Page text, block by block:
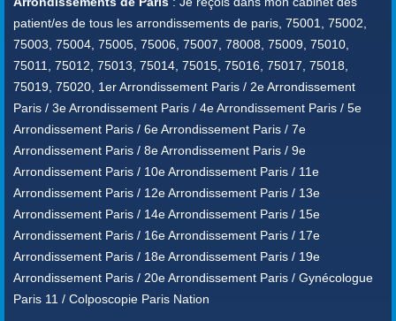
patient/es de tous les arrondissements de paris, 75001, 75002,
75003, 75004, 75005, 75006, 75007, 78008, 75009, 75010,
75011, 75012, 75013, 75014, 75015, 75016, 75017, 75018,
75019, 75020, 1er Arrondissement Paris / 2e Arrondissement
Paris / 3e Arrondissement Paris / 4e Arrondissement Paris / 5e
Arrondissement Paris / 6e Arrondissement Paris / 7e
Arrondissement Paris / 8e Arrondissement Paris / 9e
Arrondissement Paris / 10e Arrondissement Paris / 11e
Arrondissement Paris / 12e Arrondissement Paris / 13e
Arrondissement Paris / 14e Arrondissement Paris / 15e
Arrondissement Paris / 16e Arrondissement Paris / 17e
Arrondissement Paris / 18e Arrondissement Paris / 19e
Arrondissement Paris / 20e Arrondissement Paris / Gynécologue
Paris 11 / Colposcopie Paris Nation